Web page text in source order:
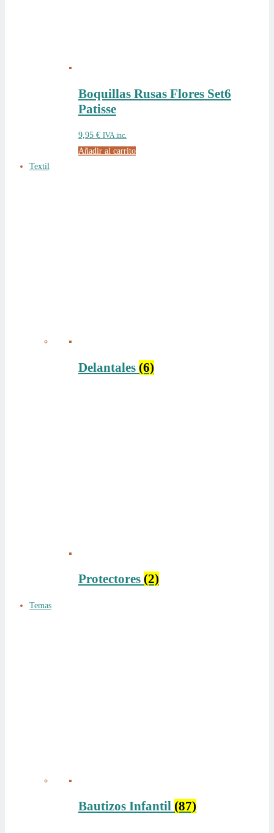
Boquillas Rusas Flores Set6
Patisse
9,95 € IVA inc.
Añadir al carrito
Textil
Delantales (6)
Protectores (2)
Temas
Bautizos Infantil (87)